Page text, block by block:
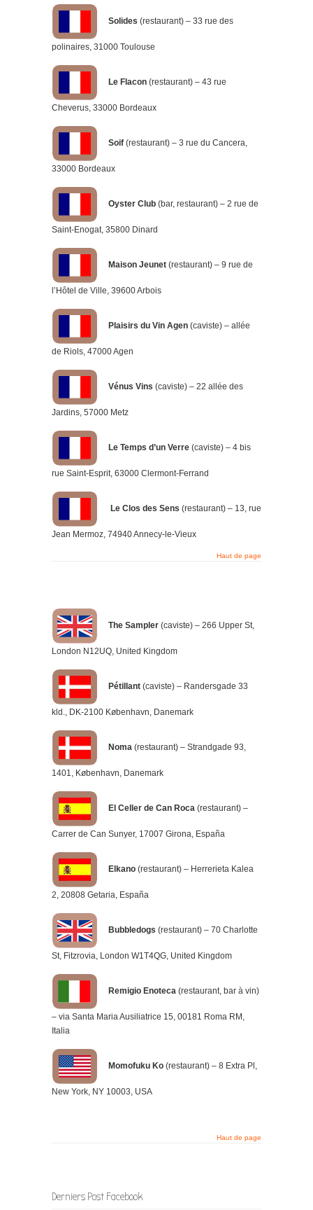
Solides (restaurant) – 33 rue des
polinaires, 31000 Toulouse
Le Flacon (restaurant) – 43 rue
Cheverus, 33000 Bordeaux
Soif (restaurant) – 3 rue du Cancera,
33000 Bordeaux
Oyster Club (bar, restaurant) – 2 rue de
Saint-Enogat, 35800 Dinard
Maison Jeunet (restaurant) – 9 rue de
l’Hôtel de Ville, 39600 Arbois
Plaisirs du Vin Agen (caviste) – allée
de Riols, 47000 Agen
Vénus Vins (caviste) – 22 allée des
Jardins, 57000 Metz
Le Temps d’un Verre (caviste) – 4 bis
rue Saint-Esprit, 63000 Clermont-Ferrand
Le Clos des Sens (restaurant) – 13, rue
Jean Mermoz, 74940 Annecy-le-Vieux
Haut de page
The Sampler (caviste) – 266 Upper St,
London N12UQ, United Kingdom
Pétillant (caviste) – Randersgade 33
kld., DK-2100 København, Danemark
Noma (restaurant) – Strandgade 93,
1401, København, Danemark
El Celler de Can Roca (restaurant) –
Carrer de Can Sunyer, 17007 Girona, España
Elkano (restaurant) – Herrerieta Kalea
2, 20808 Getaria, España
Bubbledogs (restaurant) – 70 Charlotte
St, Fitzrovia, London W1T4QG, United Kingdom
Remigio Enoteca (restaurant, bar à vin)
– via Santa Maria Ausiliatrice 15, 00181 Roma RM,
Italia
Momofuku Ko (restaurant) – 8 Extra Pl,
New York, NY 10003, USA
Haut de page
Derniers Post Facebook